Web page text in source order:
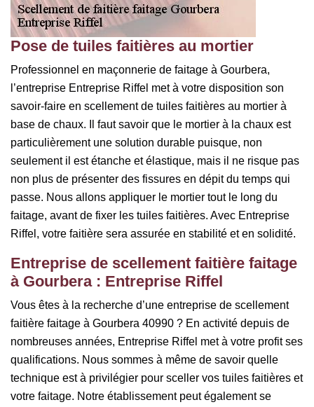
Pose de tuiles faitières au mortier
Professionnel en maçonnerie de faitage à Gourbera,
l’entreprise Entreprise Riffel met à votre disposition son
savoir-faire en scellement de tuiles faitières au mortier à
base de chaux. Il faut savoir que le mortier à la chaux est
particulièrement une solution durable puisque, non
seulement il est étanche et élastique, mais il ne risque pas
non plus de présenter des fissures en dépit du temps qui
passe. Nous allons appliquer le mortier tout le long du
faitage, avant de fixer les tuiles faitières. Avec Entreprise
Riffel, votre faitière sera assurée en stabilité et en solidité.
Entreprise de scellement faitière faitage
à Gourbera : Entreprise Riffel
Vous êtes à la recherche d’une entreprise de scellement
faitière faitage à Gourbera 40990 ? En activité depuis de
nombreuses années, Entreprise Riffel met à votre profit ses
qualifications. Nous sommes à même de savoir quelle
technique est à privilégier pour sceller vos tuiles faitières et
votre faitage. Notre établissement peut également se